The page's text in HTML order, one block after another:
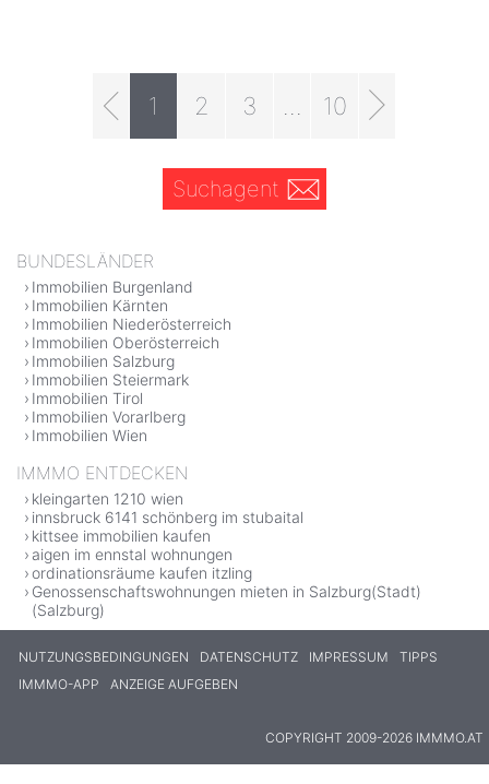
1 2 3 10
Suchagent
BUNDESLÄNDER
Immobilien Burgenland
Immobilien Kärnten
Immobilien Niederösterreich
Immobilien Oberösterreich
Immobilien Salzburg
Immobilien Steiermark
Immobilien Tirol
Immobilien Vorarlberg
Immobilien Wien
IMMMO ENTDECKEN
kleingarten 1210 wien
innsbruck 6141 schönberg im stubaital
kittsee immobilien kaufen
aigen im ennstal wohnungen
ordinationsräume kaufen itzling
Genossenschaftswohnungen mieten in Salzburg(Stadt)
(Salzburg)
NUTZUNGSBEDINGUNGEN DATENSCHUTZ IMPRESSUM
TIPPS
IMMMO-APP
ANZEIGE AUFGEBEN
COPYRIGHT 2009-2026 IMMMO.AT